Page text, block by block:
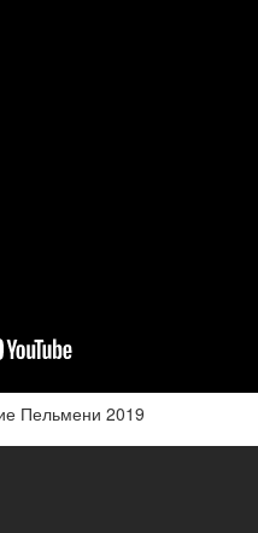
Пельмени 2019